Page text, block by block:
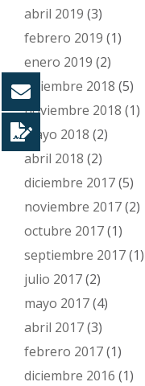
abril 2019 (3)
febrero 2019 (1)
enero 2019 (2)
diciembre 2018 (5)
noviembre 2018 (1)
mayo 2018 (2)
abril 2018 (2)
diciembre 2017(5)
noviembre 2017(2)
octubre 2017(1)
septiembre 2017(1)
julio 2017(2)
mayo 2017(4)
abril 2017(3)
febrero 2017(1)
diciembre 2016 (1)